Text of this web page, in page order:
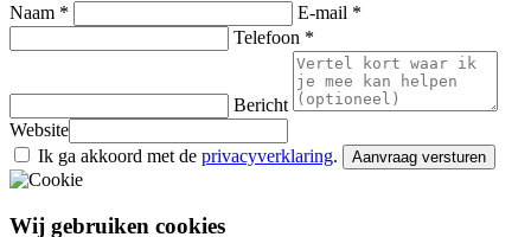
Naam *
E-mail *
Telefoon *
Bericht
Website
Ik ga akkoord met de privacyverklaring. Aanvraag versturen
Wij gebruiken cookies